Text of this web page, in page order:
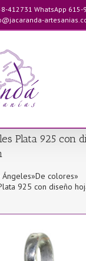
412731 WhatsApp 615-
Plata 925 con
»De colores»
925 con diseño